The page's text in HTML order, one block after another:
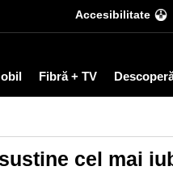
Accesibilitate
Fibră + TV
cel mai